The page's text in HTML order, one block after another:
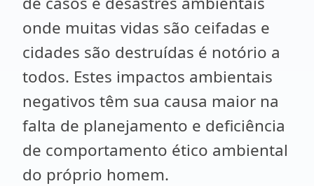
onde muitas vidas são ceifadas e
cidades são destruídas é notório a
todos. Estes impactos ambientais
negativos têm sua causa maior na
falta de planejamento e deficiência
de comportamento ético ambiental
do próprio homem.